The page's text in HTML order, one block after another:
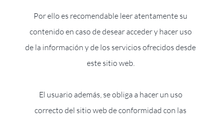
Por ello es recomendable leer atentamente su
contenido en caso de desear acceder y hacer uso
de la información y de los servicios ofrecidos desde
este sitio web.
El usuario además, se obliga a hacer un uso
correcto del sitio web de conformidad con las